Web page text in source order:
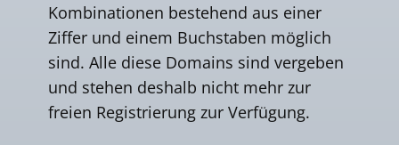
Kombinationen bestehend aus einer
Ziffer und einem Buchstaben möglich
sind. Alle diese Domains sind vergeben
und stehen deshalb nicht mehr zur
freien Registrierung zur Verfügung.